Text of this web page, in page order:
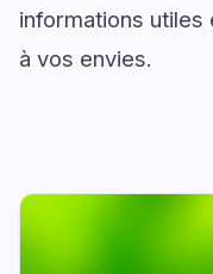
informations
à vos envies.